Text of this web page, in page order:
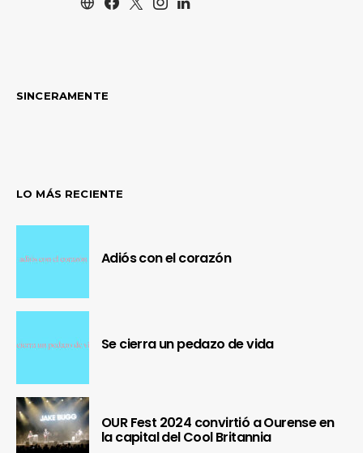
SINCERAMENTE
LO MÁS RECIENTE
Adiós con el corazón
Se cierra un pedazo de vida
OUR Fest 2024 convirtió a Ourense en
la capital del Cool Britannia